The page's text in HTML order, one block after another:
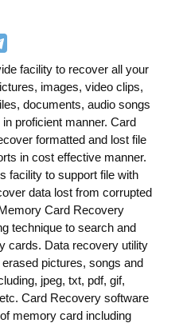
facility to recover all your
images, video clips,
documents, audio songs
proficient manner. Card
formatted and lost file
in cost effective manner.
facility to support file with
data lost from corrupted
Card Recovery
technique to search and
cards. Data recovery utility
pictures, songs and
jpeg, txt, pdf, gif,
Card Recovery software
memory card including